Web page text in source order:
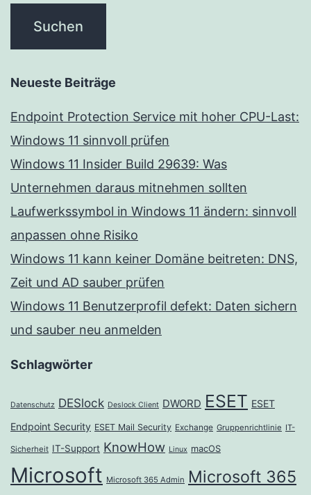
Neueste Beiträge
Endpoint Protection Service mit hoher CPU-Last:
Windows 11 sinnvoll prüfen
Windows 11 Insider Build 29639: Was
Unternehmen daraus mitnehmen sollten
Laufwerkssymbol in Windows 11 ändern: sinnvoll
anpassen ohne Risiko
Windows 11 kann keiner Domäne beitreten: DNS,
Zeit und AD sauber prüfen
Windows 11 Benutzerprofil defekt: Daten sichern
und sauber neu anmelden
Schlagwörter
Datenschutz DESlock Deslock Client DWORD ESET ESET
Endpoint Security ESET Mail Security Exchange Gruppenrichtlinie IT-
Sicherheit IT-Support KnowHow Linux macOS
Microsoft Microsoft 365 Admin Microsoft 365